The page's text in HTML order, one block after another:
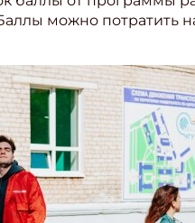
можно потратить